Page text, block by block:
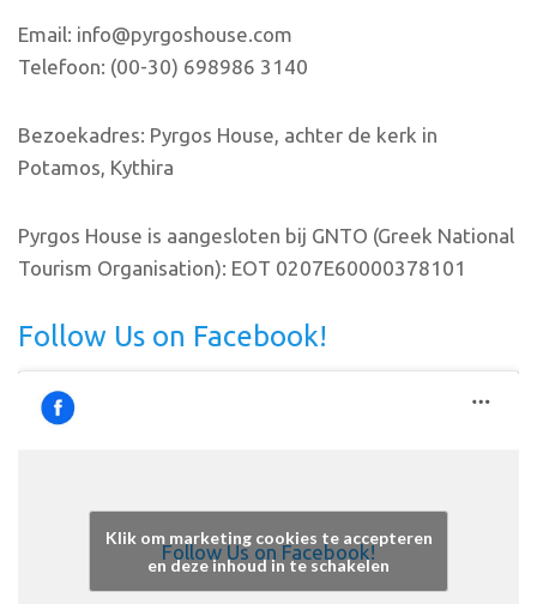
Email: info@pyrgoshouse.com
Telefoon: (00-30) 698986 3140
Bezoekadres: Pyrgos House, achter de kerk in
Potamos, Kythira
Pyrgos House is aangesloten bij GNTO (Greek National
Tourism Organisation): EOT 0207E60000378101
Follow Us on Facebook!
Follow Us on Facebook!
Klik om marketing cookies te accepteren
en deze inhoud in te schakelen